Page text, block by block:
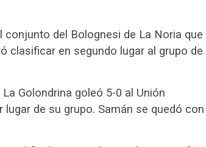
conjunto del Bolognesi de La Noria que
clasificar en segundo lugar al grupo de
Golondrina goleó 5-0 al Unión
de su grupo. Samán se quedó con